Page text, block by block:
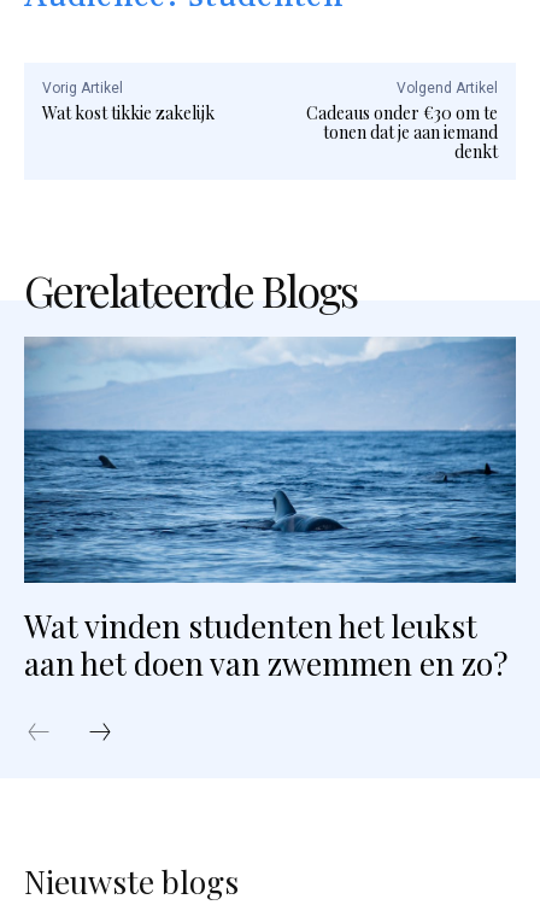
Vorig Artikel
Wat kost tikkie zakelijk
Volgend Artikel
Cadeaus onder €30 om te
tonen dat je aan iemand
denkt
Gerelateerde Blogs
Wat vinden studenten het leukst
aan het doen van zwemmen en zo?
Nieuwste blogs